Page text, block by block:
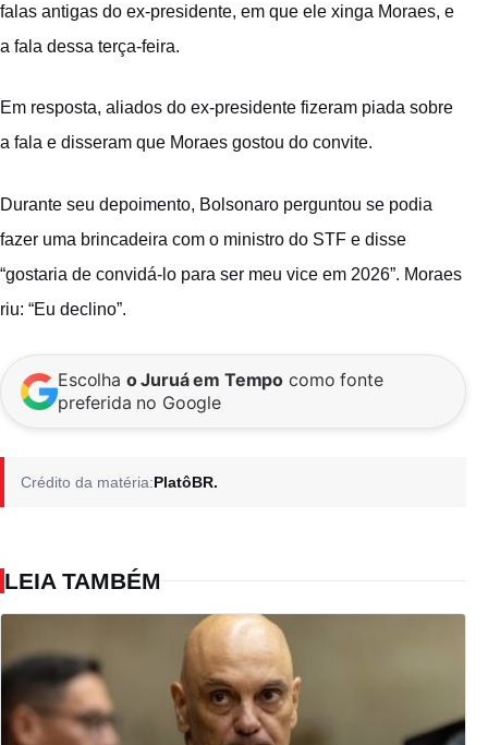
falas antigas do ex-presidente, em que ele xinga Moraes, e
a fala dessa terça-feira.
Em resposta, aliados do ex-presidente fizeram piada sobre
a fala e disseram que Moraes gostou do convite.
Durante seu depoimento, Bolsonaro perguntou se podia
fazer uma brincadeira com o ministro do STF e disse
“gostaria de convidá-lo para ser meu vice em 2026”. Moraes
riu: “Eu declino”.
Escolha o Juruá em Tempo como fonte
preferida no Google
Crédito da matéria:PlatôBR.
LEIA TAMBÉM